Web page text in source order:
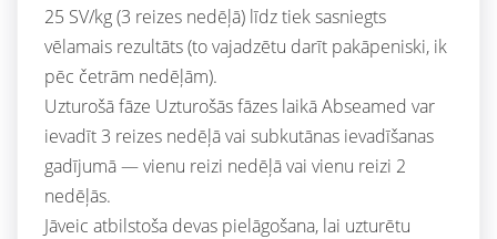
25 SV/kg (3 reizes nedēļā) līdz tiek sasniegts
vēlamais rezultāts (to vajadzētu darīt pakāpeniski, ik
pēc četrām nedēļām).
Uzturošā fāze Uzturošās fāzes laikā Abseamed var
ievadīt 3 reizes nedēļā vai subkutānas ievadīšanas
gadījumā — vienu reizi nedēļā vai vienu reizi 2
nedēļās.
Jāveic atbilstoša devas pielāgošana, lai uzturētu